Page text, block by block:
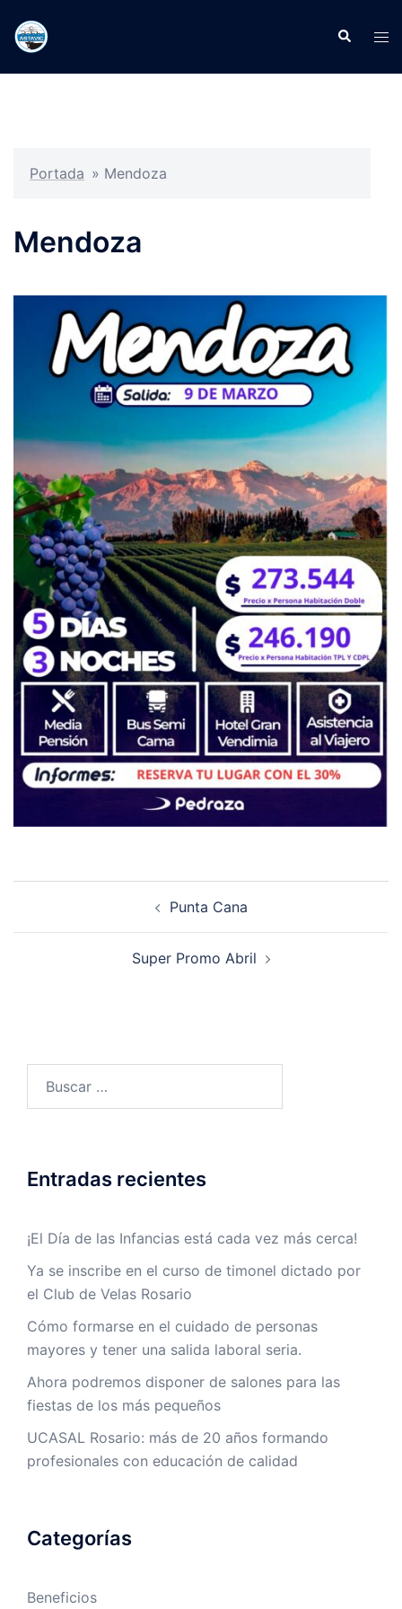
Portada » Mendoza
Mendoza
Punta Cana
Super Promo Abril
Entradas recientes
¡El Día de las Infancias está cada vez más cerca!
Ya se inscribe en el curso de timonel dictado por
el Club de Velas Rosario
Cómo formarse en el cuidado de personas
mayores y tener una salida laboral seria.
Ahora podremos disponer de salones para las
fiestas de los más pequeños
UCASAL Rosario: más de 20 años formando
profesionales con educación de calidad
Categorías
Beneficios